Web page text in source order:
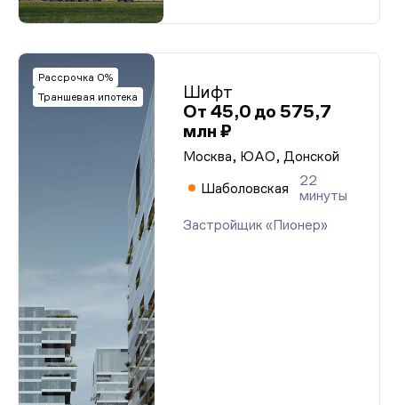
Рассрочка 0%
Траншевая ипотека
Шифт
От 45,0 до 575,7
млн ₽
Москва, ЮАО, Донской
Шаболовская
22
минуты
Застройщик «Пионер»